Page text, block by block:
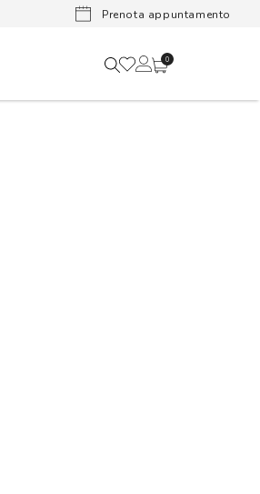
Lenti a
Prenota appuntamento
0